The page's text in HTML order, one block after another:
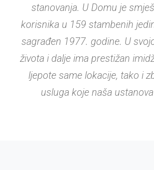
stanovanja. U Domu je
korisnika u 159 stambenih
sagrađen 1977. godine. U
života i dalje ima prestižan
ljepote same lokacije, tako i
usluga koje naša